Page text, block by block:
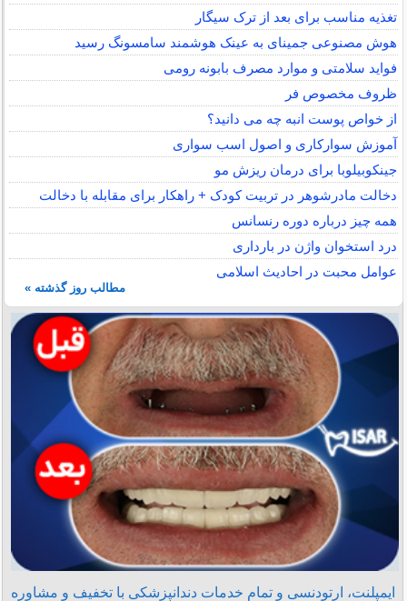
تغذیه مناسب برای بعد از ترک سیگار
هوش مصنوعی جمینای به عینک هوشمند سامسونگ رسید
فواید سلامتی و موارد مصرف بابونه رومی
ظروف مخصوص فر
از خواص پوست انبه چه می دانید؟
آموزش سوارکاری و اصول اسب سواری
جینکوبیلوبا برای درمان ریزش مو
دخالت مادرشوهر در تربیت کودک + راهکار برای مقابله با دخالت
همه چیز درباره دوره رنسانس
درد استخوان واژن در بارداری
عوامل محبت در احادیث اسلامى
مطالب روز گذشته »
ایمپلنت، ارتودنسی و تمام خدمات دندانپزشکی با تخفیف و مشاوره